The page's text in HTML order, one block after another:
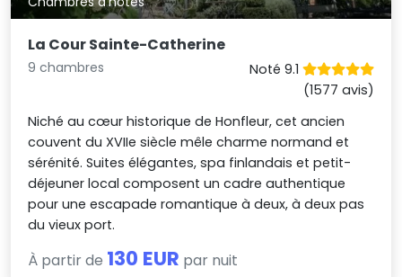
La Cour Sainte-Catherine
9 chambres
Noté 9.1
(1577 avis)
Niché au cœur historique de Honfleur, cet ancien
couvent du XVIIe siècle mêle charme normand et
sérénité. Suites élégantes, spa finlandais et petit-
déjeuner local composent un cadre authentique
pour une escapade romantique à deux, à deux pas
du vieux port.
À partir de 130 EUR par nuit